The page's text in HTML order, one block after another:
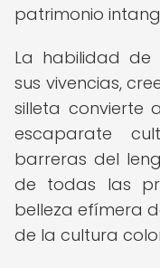
patrimonio
La habilidad de
sus vivencias,
silleta convierte
escaparate
barreras del
de todas las
belleza efímera
de la cultura